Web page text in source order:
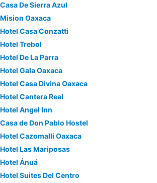
Casa De Sierra Azul
Mision Oaxaca
Hotel Casa Conzatti
Hotel Trebol
Hotel De La Parra
Hotel Gala Oaxaca
Hotel Casa Divina Oaxaca
Hotel Cantera Real
Hotel Angel Inn
Casa de Don Pablo Hostel
Hotel Cazomalli Oaxaca
Hotel Las Mariposas
Hotel Ánuá
Hotel Suites Del Centro